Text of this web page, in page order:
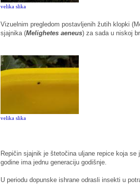
velika slika
Vizuelnim pregledom postavljenih žutih klopki
sjajnika (Melighetes aeneus) za sada u niskoj
velika slika
Repičin sjajnik je štetočina uljane repice koja
godine ima jednu generaciju godišnje.
U periodu dopunske ishrane odrasli insekti u